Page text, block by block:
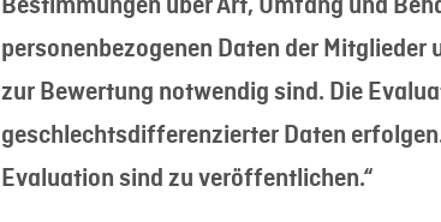
Bestimmungen über Art, Umfang und
personenbezogenen Daten der Mitglieder
zur Bewertung notwendig sind. Die
geschlechtsdifferenzierter Daten
Evaluation sind zu veröffentlichen.“